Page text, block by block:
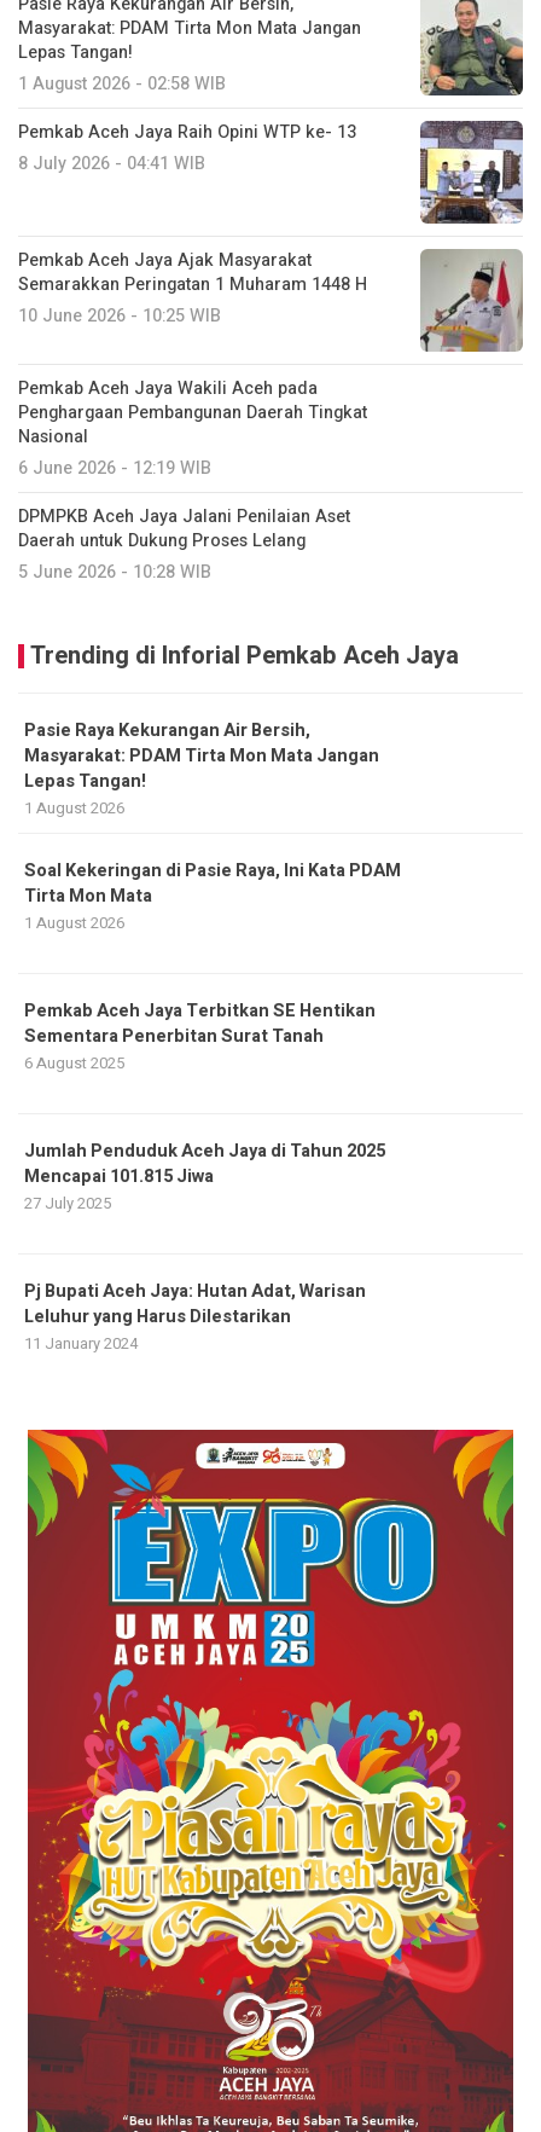
Masyarakat: PDAM Tirta Mon Mata Jangan
Lepas Tangan!
1 August 2026 - 02:58 WIB
Pemkab Aceh Jaya Raih Opini WTP ke- 13
8 July 2026 - 04:41 WIB
Pemkab Aceh Jaya Ajak Masyarakat
Semarakkan Peringatan 1 Muharam 1448 H
10 June 2026 - 10:25 WIB
Pemkab Aceh Jaya Wakili Aceh pada
Penghargaan Pembangunan Daerah Tingkat
Nasional
6 June 2026 - 12:19 WIB
DPMPKB Aceh Jaya Jalani Penilaian Aset
Daerah untuk Dukung Proses Lelang
5 June 2026 - 10:28 WIB
Trending di Inforial Pemkab Aceh Jaya
Pasie Raya Kekurangan Air Bersih,
Masyarakat: PDAM Tirta Mon Mata Jangan
Lepas Tangan!
1 August 2026
Soal Kekeringan di Pasie Raya, Ini Kata PDAM
Tirta Mon Mata
1 August 2026
Pemkab Aceh Jaya Terbitkan SE Hentikan
Sementara Penerbitan Surat Tanah
6 August 2025
Jumlah Penduduk Aceh Jaya di Tahun 2025
Mencapai 101.815 Jiwa
27 July 2025
Pj Bupati Aceh Jaya: Hutan Adat, Warisan
Leluhur yang Harus Dilestarikan
11 January 2024